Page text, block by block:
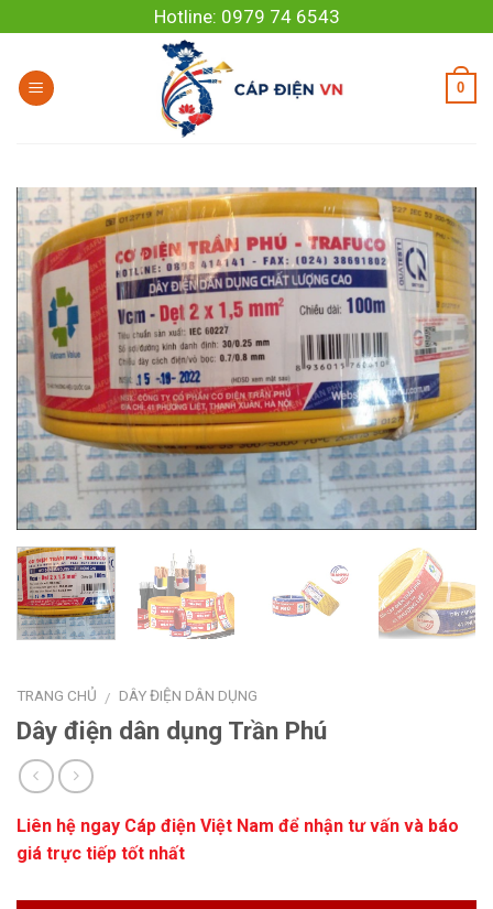
to
content
Hotline: 0979 74 6543
0
TRANG CHỦ / DÂY ĐIỆN DÂN DỤNG
Dây điện dân dụng Trần Phú
Liên hệ ngay Cáp điện Việt Nam để nhận tư vấn và báo
giá trực tiếp tốt nhất